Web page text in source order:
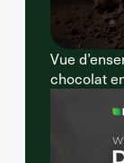
Vue
chocolat